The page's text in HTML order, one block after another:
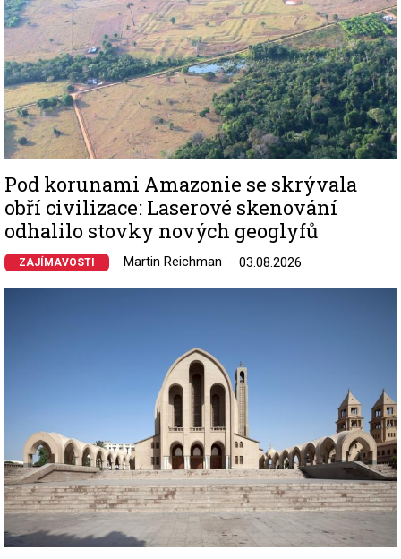
Pod korunami Amazonie se skrývala
obří civilizace: Laserové skenování
odhalilo stovky nových geoglyfů
ZAJÍMAVOSTI Martin Reichman 03.08.2026